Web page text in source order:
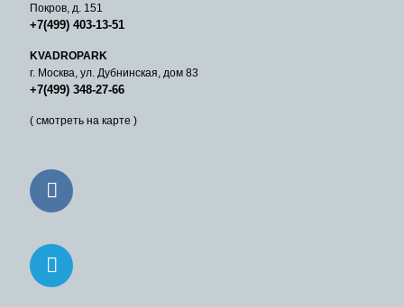
Покров, д. 151
+7(499) 403-13-51
KVADROPARK
г. Москва, ул. Дубнинская, дом 83
+7(499) 348-27-66
( смотреть на карте )